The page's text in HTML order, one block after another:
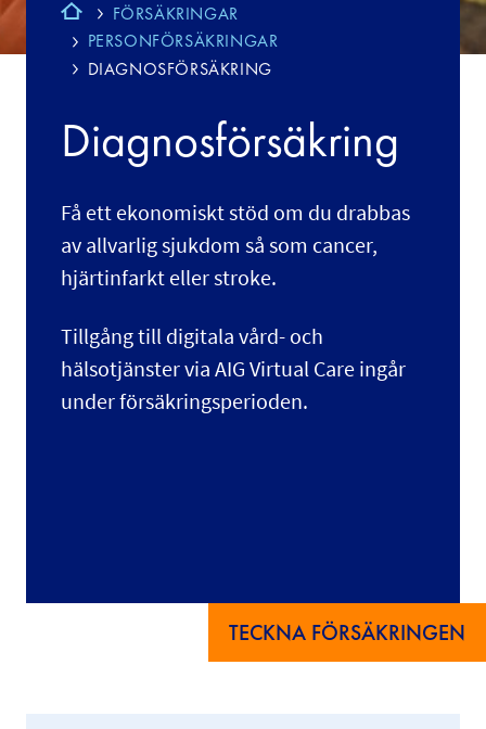
FÖRSÄKRINGAR
PERSONFÖRSÄKRINGAR
DIAGNOSFÖRSÄKRING
Diagnosförsäkring
Få ett ekonomiskt stöd om du drabbas
av allvarlig sjukdom så som cancer,
hjärtinfarkt eller stroke.
Tillgång till digitala vård- och
hälsotjänster via AIG Virtual Care ingår
under försäkringsperioden.
TECKNA FÖRSÄKRINGEN